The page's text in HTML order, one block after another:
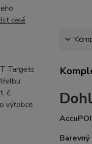
celé
Targets
č.
výrobce